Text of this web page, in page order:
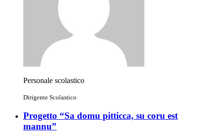
Personale scolastico
Dirigente Scolastico
Progetto “Sa domu pitticca, su coru est
mannu”